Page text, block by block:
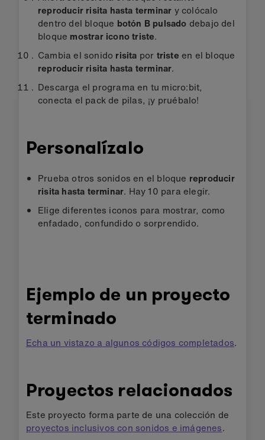
reproducir risita hasta terminar y colócalo
dentro del bloque botón B pulsado debajo del
bloque mostrar icono triste.
Cambia el sonido risita por triste en el bloque
reproducir risita hasta terminar.
Descarga el programa en tu micro:bit,
conecta el pack de pilas, ¡y pruébalo!
Personalízalo
Prueba otros sonidos en el bloque reproducir
risita hasta terminar. Hay 10 para elegir.
Elige diferentes iconos para mostrar, como
enfadado, confundido o sorprendido.
Ejemplo de un proyecto
terminado
Echa un vistazo a algunos códigos completados.
Proyectos relacionados
Este proyecto forma parte de una colección de
proyectos inclusivos con sonidos e imágenes.